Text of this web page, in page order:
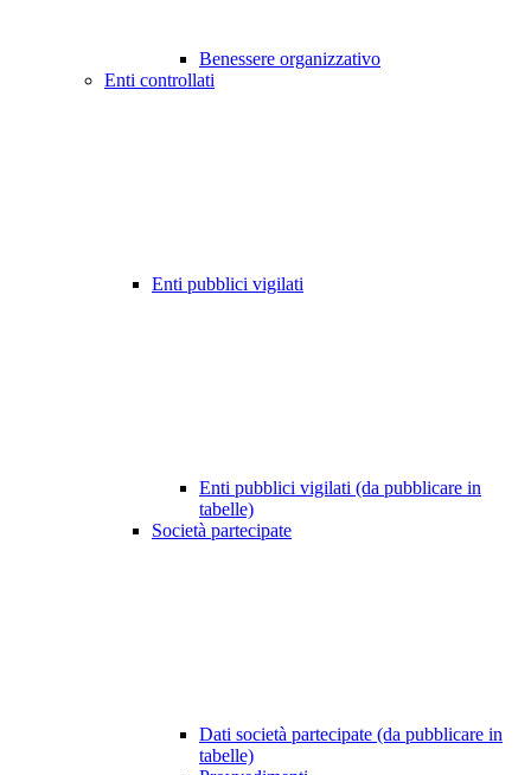
Benessere organizzativo
Enti controllati
Enti pubblici vigilati
Enti pubblici vigilati (da pubblicare in
tabelle)
Società partecipate
Dati società partecipate (da pubblicare in
tabelle)